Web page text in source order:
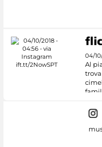
04/
Al